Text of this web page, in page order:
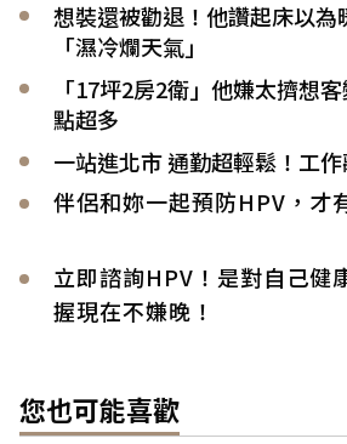
想裝還被勸退！他讚起床以為
「濕冷爛天氣」
「17坪2房2衛」他嫌太擠想
點超多
一站進北市 通勤超輕鬆！工
伴侶和妳一起預防HPV，才
立即諮詢HPV！是對自己健
握現在不嫌晚！
您也可能喜歡